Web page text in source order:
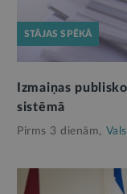
STĀJAS SPĒKĀ
Izmaiņas
sistēmā
Pirms 3 dienām,